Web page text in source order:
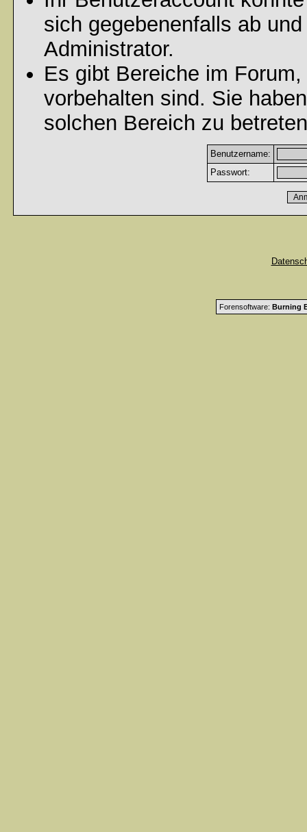
sich gegebenenfalls ab
Administrator.
Es gibt Bereiche im
vorbehalten sind. Sie
solchen Bereich zu
Benutzername:
Passwort:
Forensoftware: Burning